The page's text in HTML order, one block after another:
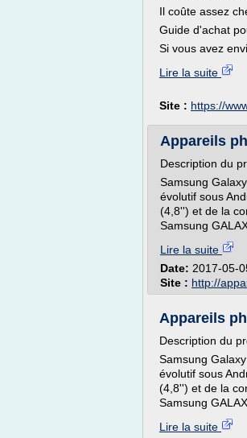
Il coûte assez
Guide d'achat
Si vous avez
Lire la suite
Site : https://
Appareils
Description du
Samsung
évolutif sous
(4,8'') et de la
Samsung
Lire la suite
Date: 2017-05-
Site : http://
Appareils
Description du
Samsung
évolutif sous
(4,8'') et de la
Samsung
Lire la suite